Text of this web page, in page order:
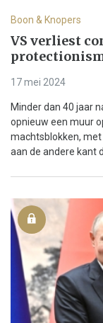
Boon & Knopers
VS verliest
17 mei 2024
Minder dan 40 jaar
opnieuw een muur
machtsblokken, met
aan de andere kant